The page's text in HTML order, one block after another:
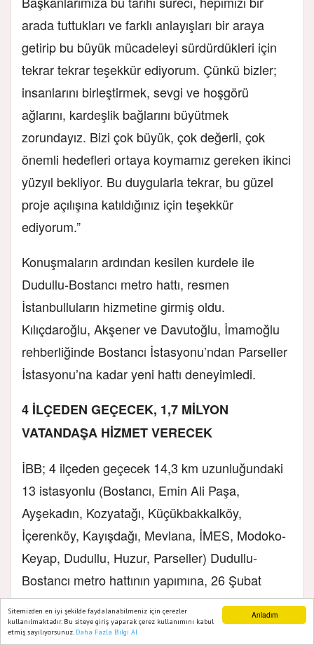
Anladım
Sitemizden en iyi şekilde faydalanabilmeniz için çerezler
kullanılmaktadır. Bu siteye giriş yaparak çerez kullanımını kabul
etmiş sayılıyorsunuz. Daha Fazla Bilgi Al
arada tuttukları ve farklı anlayışları bir araya
getirip bu büyük mücadeleyi sürdürdükleri için
tekrar tekrar teşekkür ediyorum. Çünkü bizler;
insanlarını birleştirmek, sevgi ve hoşgörü
ağlarını, kardeşlik bağlarını büyütmek
zorundayız. Bizi çok büyük, çok değerli, çok
önemli hedefleri ortaya koymamız gereken ikinci
yüzyıl bekliyor. Bu duygularla tekrar, bu güzel
proje açılışına katıldığınız için teşekkür
ediyorum.”
Konuşmaların ardından kesilen kurdele ile
Dudullu-Bostancı metro hattı, resmen
İstanbulluların hizmetine girmiş oldu.
Kılıçdaroğlu, Akşener ve Davutoğlu, İmamoğlu
rehberliğinde Bostancı İstasyonu’ndan Parseller
İstasyonu’na kadar yeni hattı deneyimledi.
4 İLÇEDEN GEÇECEK, 1,7 MİLYON
VATANDAŞA HİZMET VERECEK
İBB; 4 ilçeden geçecek 14,3 km uzunluğundaki
13 istasyonlu (Bostancı, Emin Ali Paşa,
Ayşekadın, Kozyatağı, Küçükbakkalköy,
İçerenköy, Kayışdağı, Mevlana, İMES, Modoko-
Keyap, Dudullu, Huzur, Parseller) Dudullu-
Bostancı metro hattının yapımına, 26 Şubat
2016’da başladı. Yüzde 55 seviyesine ulaşan
imalat işlemleri, finansman yetersizliğinden
Ana Sayfa Web TV